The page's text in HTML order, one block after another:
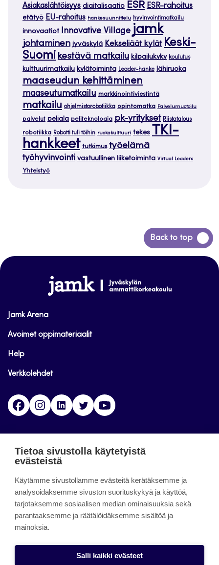
Asiakaslähtöisyys digitalisaatio ESR ESR-rahoitus
etätyö EU-rahoitus hankesuunnittelu hyvinvointimatkailu
innovaatiot Innovative Village jamk
johtaminen jyväskylä Kekseliäät kylät Keski-
Suomi kestävä matkailu kilpailukyky koulutus
kulttuurimatkailu kylätoiminta Leader-hanke lähiruoka
maaseudun kehittäminen
maaseutumatkailu markkinointiviestintä
matkailu ohjelmistorobotiikka opintomatka Palvelumuotoilu
palvelut peliala peliteknologia pk-yritykset Riistatalous
robotiikka Robotti tuli töihin ruokakulttuuri tekes TKI-
hankkeet tutkimus työelämä
työhyvinvointi vastuullinen liiketoiminta Virtual Leaders
Yhteistyö
Back to top
Siirry
takaisin
www.jamk.fi
Jamk Arena
Avoimet oppimateriaalit
Help
Verkkolehdet
FacebookInstagramLinkedinTwitter
päättynyt 11.9.2023.
About the site
Käyttöehdot
Tietoa sivustolla käytetyistä
evästeistä
Käytämme sivustollamme evästeitä kerätäksemme ja
analysoidaksemme sivuston suorituskykyä ja käyttöä,
tarjotaksemme sosiaalisen median ominaisuuksia sekä
parantaaksemme ja räätälöidäksemme sisältöä ja
mainoksia.
Salli kaikki evästeet